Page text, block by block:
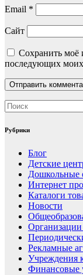
Email *
Сайт
Сохранить моё
последующих
Рубрики
Блог
Детские
Дошкольные
Интернет
Каталоги
Новости
Организации
Рекламные
Учреждения
Финансовые